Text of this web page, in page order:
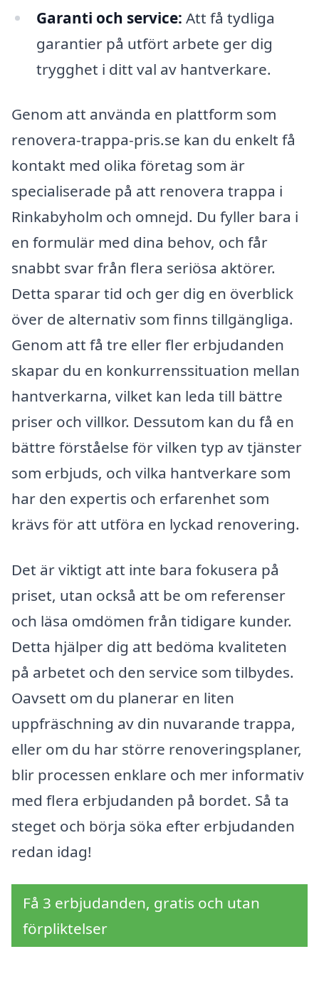
Garanti och service: Att få tydliga
garantier på utfört arbete ger dig
trygghet i ditt val av hantverkare.
Genom att använda en plattform som
renovera-trappa-pris.se kan du enkelt få
kontakt med olika företag som är
specialiserade på att renovera trappa i
Rinkabyholm och omnejd. Du fyller bara i
en formulär med dina behov, och får
snabbt svar från flera seriösa aktörer.
Detta sparar tid och ger dig en överblick
över de alternativ som finns tillgängliga.
Genom att få tre eller fler erbjudanden
skapar du en konkurrenssituation mellan
hantverkarna, vilket kan leda till bättre
priser och villkor. Dessutom kan du få en
bättre förståelse för vilken typ av tjänster
som erbjuds, och vilka hantverkare som
har den expertis och erfarenhet som
krävs för att utföra en lyckad renovering.
Det är viktigt att inte bara fokusera på
priset, utan också att be om referenser
och läsa omdömen från tidigare kunder.
Detta hjälper dig att bedöma kvaliteten
på arbetet och den service som tilbydes.
Oavsett om du planerar en liten
uppfräschning av din nuvarande trappa,
eller om du har större renoveringsplaner,
blir processen enklare och mer informativ
med flera erbjudanden på bordet. Så ta
steget och börja söka efter erbjudanden
redan idag!
Få 3 erbjudanden, gratis och utan
förpliktelser